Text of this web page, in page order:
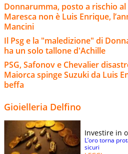
Donnarumma, posto a rischio
Maresca non è Luis Enrique,
Mancini
Il Psg e la "maledizione" di
ha un solo tallone d'Achille
PSG, Safonov e Chevalier
Maiorca spinge Suzuki da Luis
beffa
Gioielleria Delfino
Investire in
L’oro torna
sicuri